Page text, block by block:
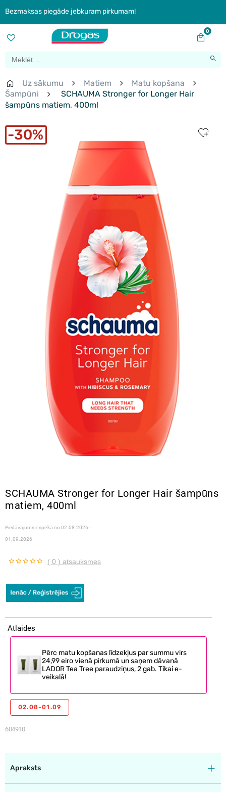
Bezmaksas piegāde jebkuram pirkumam!
0
Uz sākumu Matiem
Matu kopšana
Šampūni
SCHAUMA Stronger for Longer Hair
šampūns matiem, 400ml
30%
SCHAUMA Stronger for Longer Hair šampūns
matiem, 400ml
Piedāvājums ir spēkā no 02.08.2026 -
01.09.2026
( 0 ) atsauksmes
604910
Atlaides
Pērc matu kopšanas līdzekļus par summu virs
24,99 eiro vienā pirkumā un saņem dāvanā
LADOR Tea Tree paraudziņus, 2 gab. Tikai e-
veikalā!
02.08-01.09
Apraksts